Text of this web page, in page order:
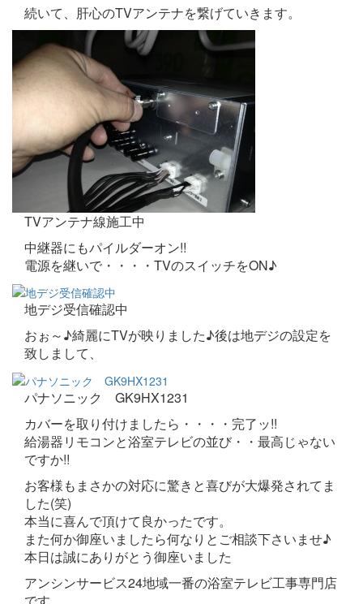
続いて、肝心のTVアンテナを繋げていきます。
TVアンテナ線施工中
中継器にもパイルダーオン!!
電源を継いで・・・・TVのスイッチをON♪
地デジ受信確認中
おぉ～♪綺麗にTVが映りました♪後は地デジの設定を
致しまして、
パナソニック GK9HX1231
カバーを取り付けましたら・・・・完了ッ!!
給湯器リモコンと浴室テレビの並び・・最高じゃない
ですか!!
お客様もまさかの対応に驚きと喜びが大爆発されてま
した(笑)
本当に喜んで頂けて良かったです。
また何か御座いましたら何なりとご相談下さいませ♪
本日は誠にありがとう御座いました
アンシンサービス24地域一番の浴室テレビ工事専門店
です